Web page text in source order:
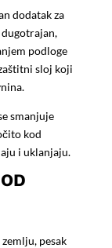
dodatak za
podloge
sloj koji
smanjuje
kod
i uklanjaju.
pesak